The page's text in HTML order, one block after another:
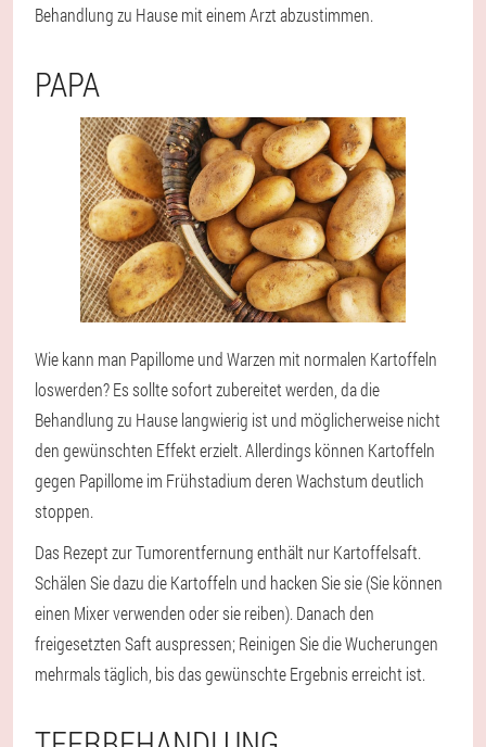
Behandlung zu Hause mit einem Arzt abzustimmen.
PAPA
Wie kann man Papillome und Warzen mit normalen Kartoffeln
loswerden? Es sollte sofort zubereitet werden, da die
Behandlung zu Hause langwierig ist und möglicherweise nicht
den gewünschten Effekt erzielt. Allerdings können Kartoffeln
gegen Papillome im Frühstadium deren Wachstum deutlich
stoppen.
Das Rezept zur Tumorentfernung enthält nur Kartoffelsaft.
Schälen Sie dazu die Kartoffeln und hacken Sie sie (Sie können
einen Mixer verwenden oder sie reiben). Danach den
freigesetzten Saft auspressen; Reinigen Sie die Wucherungen
mehrmals täglich, bis das gewünschte Ergebnis erreicht ist.